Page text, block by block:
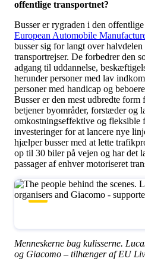
offentlige transportnet?
Busser er rygraden i den
European Automobile
busser sig for langt over
transportrejser. De forbedrer den
adgang til uddannelse,
herunder personer med lav
personer med handicap og
Busser er den mest udbredte
betjener byområder, forstæder og
omkostningseffektive og
investeringer for at lancere nye
hjælper busser med at lette
op til 30 biler på vejen og har det
passager af enhver motoriseret
Menneskerne bag kulisserne.
og Giacomo – tilhænger af EU